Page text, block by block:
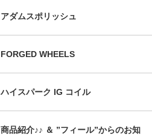
アダムスポリッシュ
FORGED WHEELS
ハイスパーク IG コイル
商品紹介♪♪ ＆ ”フィール”からのお知